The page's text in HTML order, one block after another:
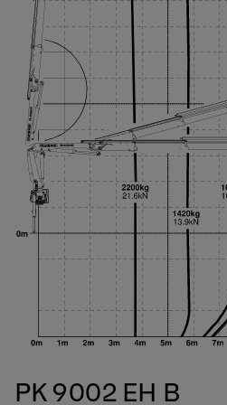
PK 9002 EH B